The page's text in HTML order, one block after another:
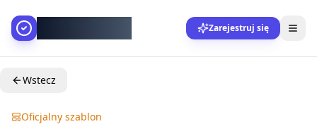
Zarejestruj się
Wstecz
Oficjalny szablon